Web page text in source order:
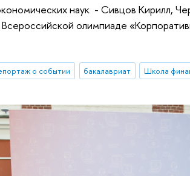
наук - Сивцов Кирилл,
олимпиаде
о событии бакалавриат Школа